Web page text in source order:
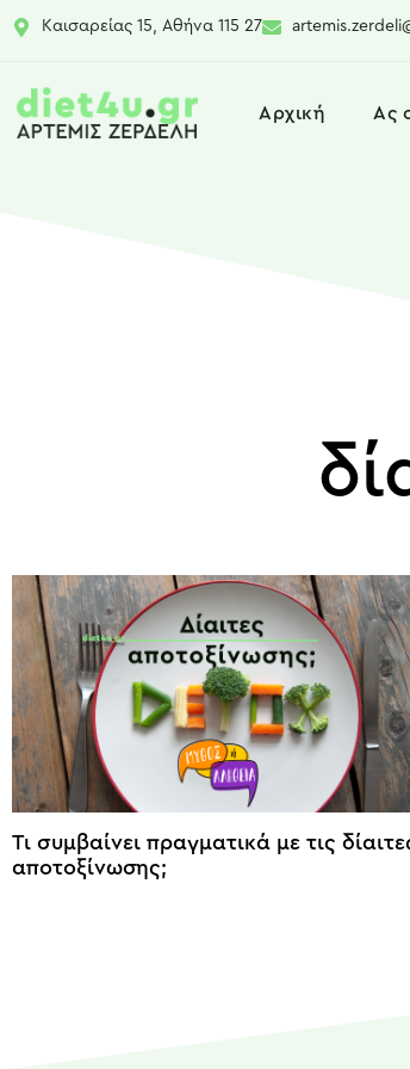
Καισαρείας 15, Αθήνα 115 27
Αρχική Ας
Τι συμβαίνει πραγματικά με τις
αποτοξίνωσης;